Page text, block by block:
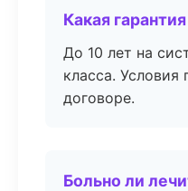
Какая
До 10 лет на
класса. Условия
договоре.
Больно ли